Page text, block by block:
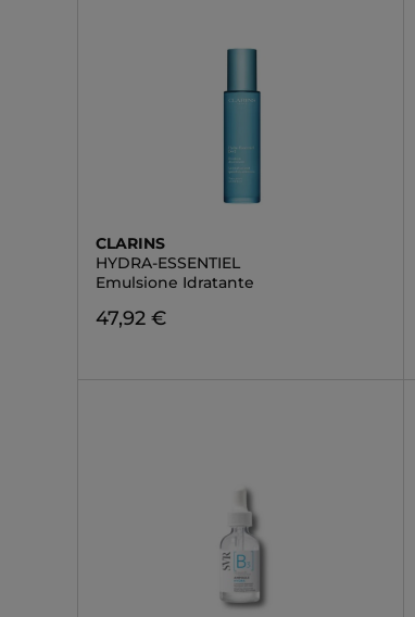
CLARINS
HYDRA-ESSENTIEL
Emulsione Idratante
47,92 €